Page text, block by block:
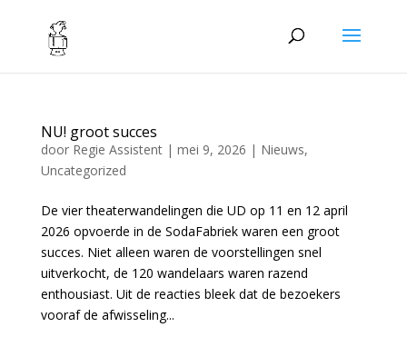
NU! groot succes
door Regie Assistent| mei 9, 2026 | Nieuws,
Uncategorized
De vier theaterwandelingen die UD op 11 en 12 april
2026 opvoerde in de SodaFabriek waren een groot
succes. Niet alleen waren de voorstellingen snel
uitverkocht, de 120 wandelaars waren razend
enthousiast. Uit de reacties bleek dat de bezoekers
vooraf de afwisseling...